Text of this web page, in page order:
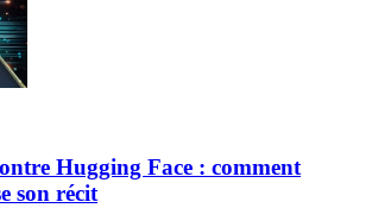
Hugging Face : comment
son récit